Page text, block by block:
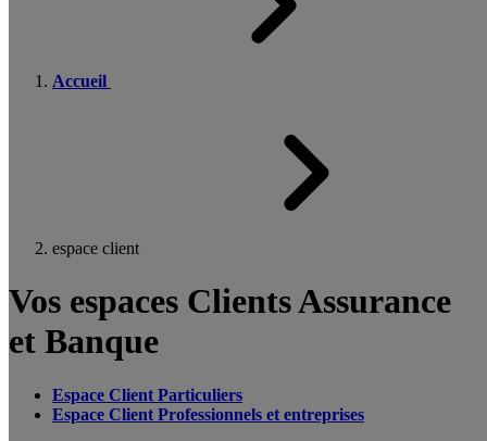
Accueil
espace client
Vos espaces Clients Assurance
et Banque
Espace Client Particuliers
Espace Client Professionnels et entreprises